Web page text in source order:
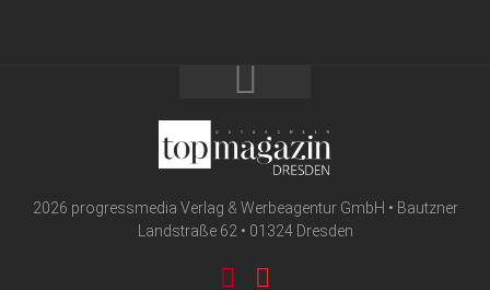
2026 progressmedia Verlag & Werbeagentur GmbH • Bautzner
Landstraße 62 • 01324 Dresden